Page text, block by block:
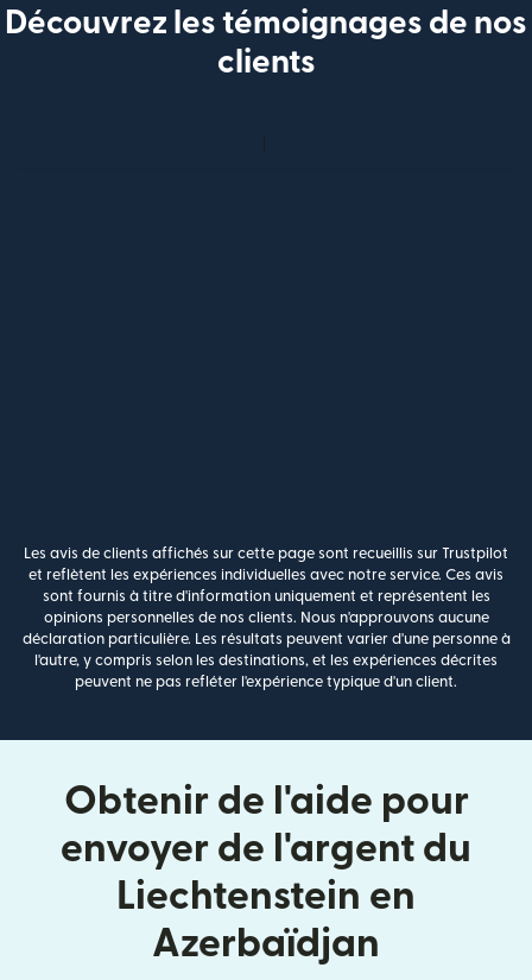
Découvrez les témoignages de nos
clients
Les avis de clients affichés sur cette page sont recueillis sur Trustpilot
et reflètent les expériences individuelles avec notre service. Ces avis
sont fournis à titre d'information uniquement et représentent les
opinions personnelles de nos clients. Nous n'approuvons aucune
déclaration particulière. Les résultats peuvent varier d'une personne à
l'autre, y compris selon les destinations, et les expériences décrites
peuvent ne pas refléter l'expérience typique d'un client.
Obtenir de l'aide pour
envoyer de l'argent du
Liechtenstein en
Azerbaïdjan